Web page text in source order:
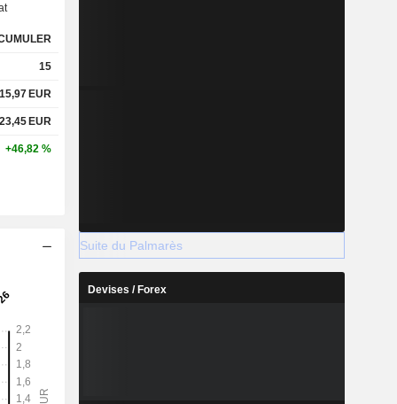
15
15,97EUR
23,45EUR
+46,82 %
Suite du Palmarès
Devises / Forex